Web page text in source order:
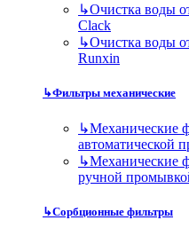
↳Очистка воды
Clack
↳Очистка воды
Runxin
↳Фильтры механические
↳Механические
автоматической
↳Механические
ручной
↳Сорбционные фильтры